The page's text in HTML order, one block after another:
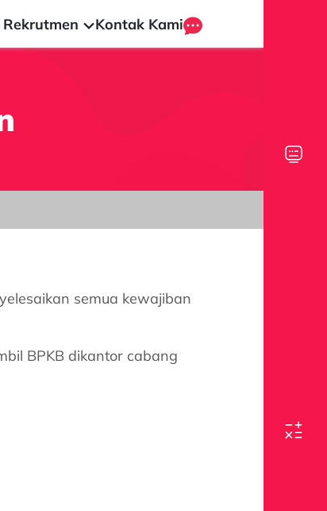
Kontak Kami
semua kewajiban
BPKB dikantor cabang